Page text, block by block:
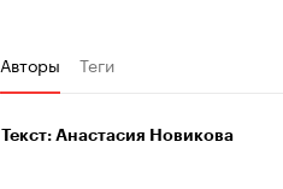
Авторы Теги
Текст: Анастасия Новикова